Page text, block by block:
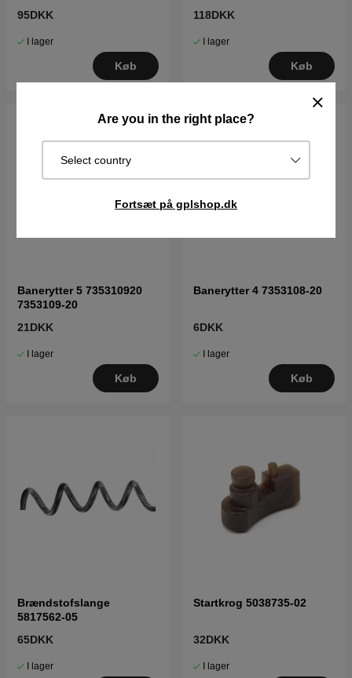
Are you in the right place?
Select country
Fortsæt på gplshop.dk
95DKK
I lager
Køb
118DKK
I lager
Køb
Banerytter 5 735310920
7353109-20
21DKK
I lager
Køb
Banerytter 4 7353108-20
6DKK
I lager
Køb
Brændstofslange
5817562-05
65DKK
I lager
Startkrog 5038735-02
32DKK
I lager